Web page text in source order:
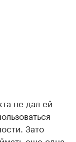
не дал ей
Зато